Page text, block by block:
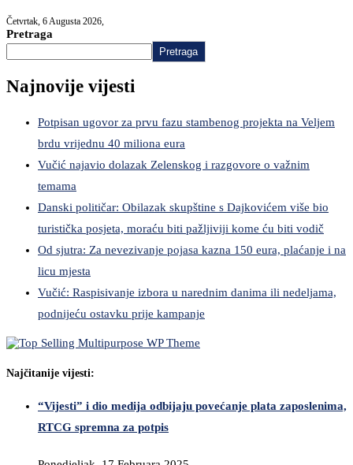
Četvrtak, 6 Augusta 2026,
Pretraga
Pretraga
Najnovije vijesti
Potpisan ugovor za prvu fazu stambenog projekta na Veljem
brdu vrijednu 40 miliona eura
Vučić najavio dolazak Zelenskog i razgovore o važnim
temama
Danski političar: Obilazak skupštine s Dajkovićem više bio
turistička posjeta, moraću biti pažljiviji kome ću biti vodič
Od sjutra: Za nevezivanje pojasa kazna 150 eura, plaćanje i na
licu mjesta
Vučić: Raspisivanje izbora u narednim danima ili nedeljama,
podnijeću ostavku prije kampanje
Najčitanije vijesti:
“Vijesti” i dio medija odbijaju povećanje plata zaposlenima,
RTCG spremna za potpis